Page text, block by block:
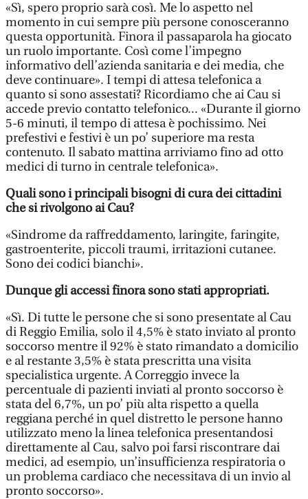
«Sì, spero proprio sarà così. Me lo aspetto nel
momento in cui sempre più persone conosceranno
questa opportunità. Finora il passaparola ha giocato
un ruolo importante. Così come l’impegno
informativo dell’azienda sanitaria e dei media, che
deve continuare». I tempi di attesa telefonica a
quanto si sono assestati? Ricordiamo che ai Cau si
accede previo contatto telefonico... «Durante il giorno
5-6 minuti, il tempo di attesa è pochissimo. Nei
prefestivi e festivi è un po’ superiore ma resta
contenuto. Il sabato mattina arriviamo fino ad otto
medici di turno in centrale telefonica».
Quali sono i principali bisogni di cura dei cittadini
che si rivolgono ai Cau?
«Sindrome da raffreddamento, laringite, faringite,
gastroenterite, piccoli traumi, irritazioni cutanee.
Sono dei codici bianchi».
Dunque gli accessi finora sono stati appropriati.
«Sì. Di tutte le persone che si sono presentate al Cau
di Reggio Emilia, solo il 4,5% è stato inviato al pronto
soccorso mentre il 92% è stato rimandato a domicilio
e al restante 3,5% è stata prescritta una visita
specialistica urgente. A Correggio invece la
percentuale di pazienti inviati al pronto soccorso è
stata del 6,7%, un po’ più alta rispetto a quella
reggiana perché in quel distretto le persone hanno
utilizzato meno la linea telefonica presentandosi
direttamente al Cau, salvo poi farsi riscontrare dai
medici, ad esempio, un’insufficienza respiratoria o
un problema cardiaco che necessitava di un invio al
pronto soccorso».